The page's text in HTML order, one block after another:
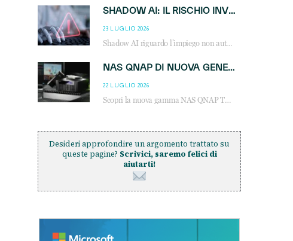
SHADOW AI: IL RISCHIO INVISIBILE CHE LE AZIENDE POSSONO GOVERNARE
23 LUGLIO 2026
Shadow AI riguardo l’impiego non autorizzato di sistemi AI all’interno dell’azienda. E’ una pratica che si diffonde a partire dai dipendenti fino ai dirigenti e mette a repentaglio la cybersecurity, con costi più elevati per le organizzazioni. Due recenti report illustrano il fenomeno e forniscono dati in merito
NAS QNAP DI NUOVA GENERAZIONE: PIÙ PRESTAZIONI, SCALABILITÀ E PROTEZIONE DEI DATI PER LE INFRASTRUTTURE IT MODERNE
22 LUGLIO 2026
Scopri la nuova gamma NAS QNAP TS-h1465U-RP, TS-h1065eU e TS-h665U: storage aziendale con ZFS, DDR5, E1.S NVMe e connettività 2.5GbE per backup, virtualizzazione e cybersecurity.
Desideri approfondire un argomento trattato su
queste pagine? Scrivici, saremo felici di
aiutarti!